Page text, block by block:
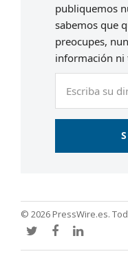
publiquemos
sabemos que
preocupes,
información ni
© 2026 PressWire.es.
TwitterFacebook
LinkedIn